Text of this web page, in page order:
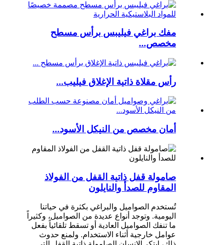
مفك براغي فيليبس برأس مسطح
مخصص...
رأس مقلاة ذاتية الإغلاق فيليب...
أمان مخصص من النيكل الأسود...
صامولة قفل ذاتية القفل من الفولاذ
المقاوم للصدأ والنايلون
تُستخدم الصواميل والبراغي بكثرة في حياتنا
اليومية. وتوجد أنواع عديدة من الصواميل، وكثيراً
ما تنفك الصواميل العادية أو تسقط تلقائياً بفعل
عوامل خارجية أثناء الاستخدام. ولمنع حدوث